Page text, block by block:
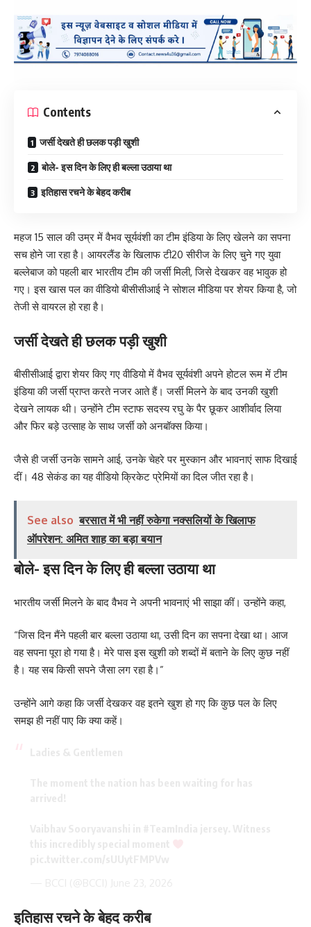
Contents
जर्सी देखते ही छलक पड़ी खुशी
बोले- इस दिन के लिए ही बल्ला उठाया था
इतिहास रचने के बेहद करीब
महज 15 साल की उम्र में वैभव सूर्यवंशी का टीम इंडिया के लिए खेलने का सपना
सच होने जा रहा है। आयरलैंड के खिलाफ टी20 सीरीज के लिए चुने गए युवा
बल्लेबाज को पहली बार भारतीय टीम की जर्सी मिली, जिसे देखकर वह भावुक हो
गए। इस खास पल का वीडियो बीसीसीआई ने सोशल मीडिया पर शेयर किया है, जो
तेजी से वायरल हो रहा है।
जर्सी देखते ही छलक पड़ी खुशी
बीसीसीआई द्वारा शेयर किए गए वीडियो में वैभव सूर्यवंशी अपने होटल रूम में टीम
इंडिया की जर्सी प्राप्त करते नजर आते हैं। जर्सी मिलने के बाद उनकी खुशी
देखने लायक थी। उन्होंने टीम स्टाफ सदस्य रघु के पैर छूकर आशीर्वाद लिया
और फिर बड़े उत्साह के साथ जर्सी को अनबॉक्स किया।
जैसे ही जर्सी उनके सामने आई, उनके चेहरे पर मुस्कान और भावनाएं साफ दिखाई
दीं। 48 सेकंड का यह वीडियो क्रिकेट प्रेमियों का दिल जीत रहा है।
See also बरसात में भी नहीं रुकेगा नक्सलियों के खिलाफ
ऑपरेशन: अमित शाह का बड़ा बयान
बोले- इस दिन के लिए ही बल्ला उठाया था
भारतीय जर्सी मिलने के बाद वैभव ने अपनी भावनाएं भी साझा कीं। उन्होंने कहा,
“जिस दिन मैंने पहली बार बल्ला उठाया था, उसी दिन का सपना देखा था। आज
वह सपना पूरा हो गया है। मेरे पास इस खुशी को शब्दों में बताने के लिए कुछ नहीं
है। यह सब किसी सपने जैसा लग रहा है।”
उन्होंने आगे कहा कि जर्सी देखकर वह इतने खुश हो गए कि कुछ पल के लिए
समझ ही नहीं पाए कि क्या कहें।
इतिहास रचने के बेहद करीब